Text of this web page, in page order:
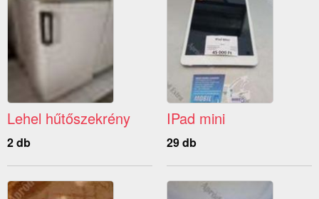
Lehel hűtőszekrény
2 db
IPad mini
29 db